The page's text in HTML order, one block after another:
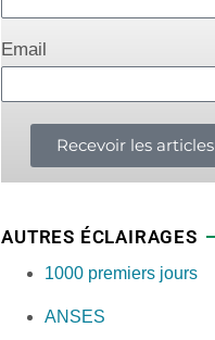
Email
Recevoir les articles
AUTRES ÉCLAIRAGES
1000 premiers jours
ANSES